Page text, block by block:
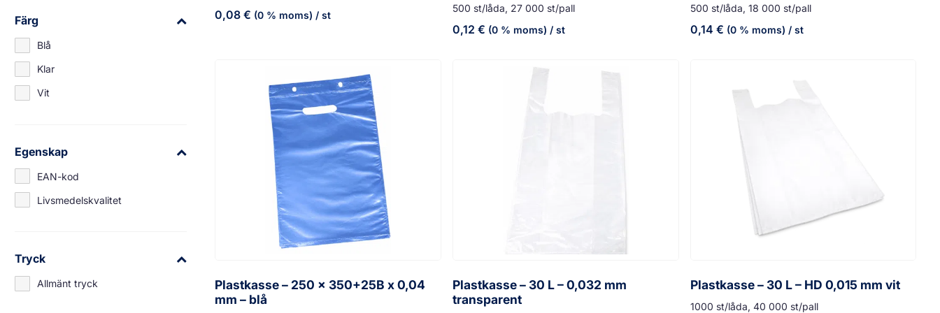
Färg
Blå
Klar
Vit
Egenskap
EAN-kod
Livsmedelskvalitet
Tryck
Allmänt tryck
0,08€ (0 % moms) / st
500 st/låda, 27 000 st/pall
0,12 € (0 % moms) / st
500 st/låda, 18 000 st/pall
0,14 € (0 % moms) / st
Plastkasse – 250 x 350+25B x 0,04
mm – blå
Plastkasse – 30 L – 0,032 mm
transparent
Plastkasse – 30 L – HD 0,015 mm vit
1000 st/låda, 40 000 st/pall